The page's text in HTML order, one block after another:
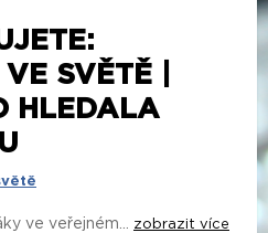
SVĚTĚ |
HLEDALA
ve veřejném... zobrazit více